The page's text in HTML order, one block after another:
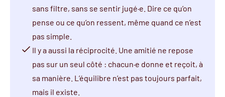
sans filtre, sans se sentir jugé·e. Dire ce qu’on
pense ou ce qu’on ressent, même quand ce n’est
pas simple.
Il y a aussi la réciprocité. Une amitié ne repose
pas sur un seul côté : chacun·e donne et reçoit, à
sa manière. L’équilibre n’est pas toujours parfait,
mais il existe.